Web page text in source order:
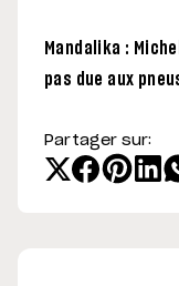
Mandalika :
pas due aux
Partager sur: